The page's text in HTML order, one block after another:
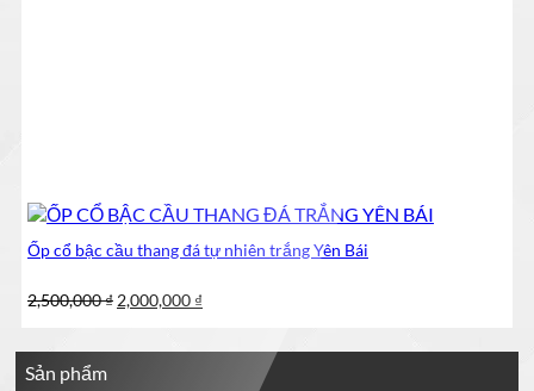
Ốp cổ bậc cầu thang đá tự nhiên trắng Yên Bái
2,500,000₫ Giá
2,000,000 ₫
2,000,000 ₫.
Sản phẩm